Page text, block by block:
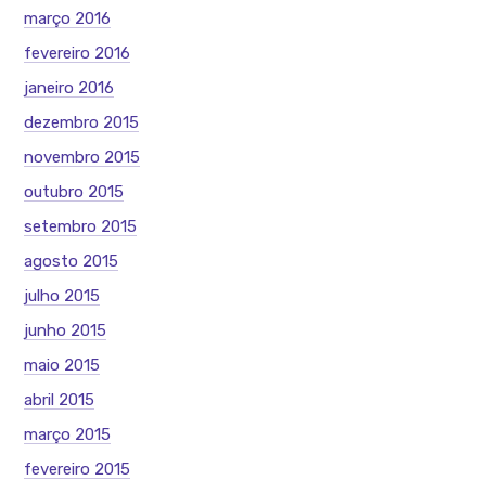
março 2016
fevereiro 2016
janeiro 2016
dezembro 2015
novembro 2015
outubro 2015
setembro 2015
agosto 2015
julho 2015
junho 2015
maio 2015
abril 2015
março 2015
fevereiro 2015